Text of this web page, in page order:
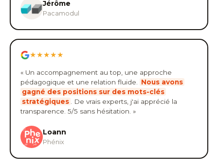
Jérôme
Pacamodul
★★★★★
« Un accompagnement au top, une approche
pédagogique et une relation fluide.
Nous avons
gagné des positions sur des mots-clés
stratégiques
. De vrais experts, j'ai apprécié la
transparence. 5/5 sans hésitation. »
Loann
Phénix